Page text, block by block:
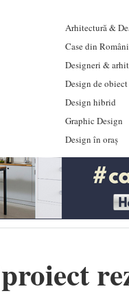
Arhitectură &
Case din
Designeri &
Design de obiect
Design hibrid
Graphic Design
Design în oraș
proiect